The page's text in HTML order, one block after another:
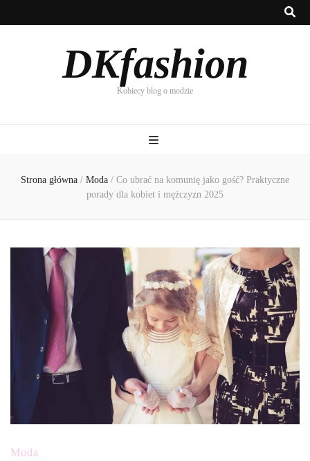
DKfashion
Kobiecy blog o modzie
Strona główna / Moda / Co ubrać na komunię jako gość? Praktyczne
porady dla kobiet i mężczyzn 2025
Moda